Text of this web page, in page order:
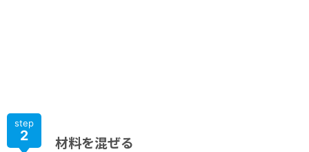
step
2 材料を混ぜる